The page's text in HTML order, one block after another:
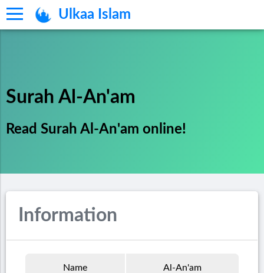
Ulkaa Islam
Surah Al-An'am
Read Surah Al-An'am online!
Information
Name Al-An'am